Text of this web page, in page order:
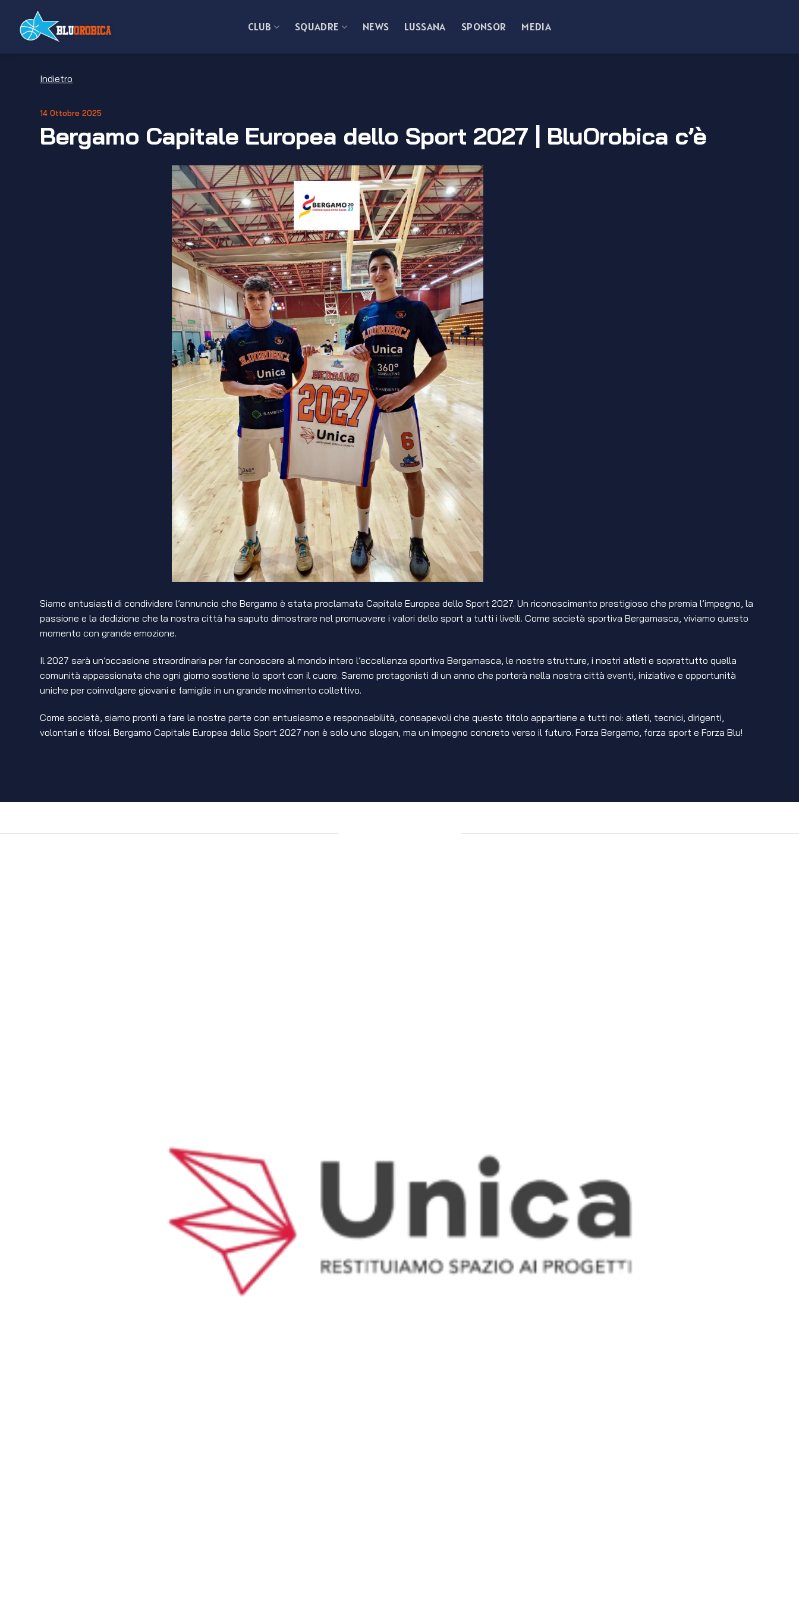
contenuti
CLUB SQUADRE NEWS LUSSANA SPONSOR MEDIA
Indietro
14 Ottobre 2025
Bergamo Capitale Europea dello Sport 2027 | BluOrobica c’è
Siamo entusiasti di condividere l’annuncio che Bergamo è stata proclamata Capitale Europea dello Sport 2027. Un riconoscimento prestigioso che premia l’impegno, la
passione e la dedizione che la nostra città ha saputo dimostrare nel promuovere i valori dello sport a tutti i livelli. Come società sportiva Bergamasca, viviamo questo
momento con grande emozione.
Il 2027 sarà un’occasione straordinaria per far conoscere al mondo intero l’eccellenza sportiva Bergamasca, le nostre strutture, i nostri atleti e soprattutto quella
comunità appassionata che ogni giorno sostiene lo sport con il cuore. Saremo protagonisti di un anno che porterà nella nostra città eventi, iniziative e opportunità
uniche per coinvolgere giovani e famiglie in un grande movimento collettivo.
Come società, siamo pronti a fare la nostra parte con entusiasmo e responsabilità, consapevoli che questo titolo appartiene a tutti noi: atleti, tecnici, dirigenti,
volontari e tifosi. Bergamo Capitale Europea dello Sport 2027 non è solo uno slogan, ma un impegno concreto verso il futuro. Forza Bergamo, forza sport e Forza Blu!